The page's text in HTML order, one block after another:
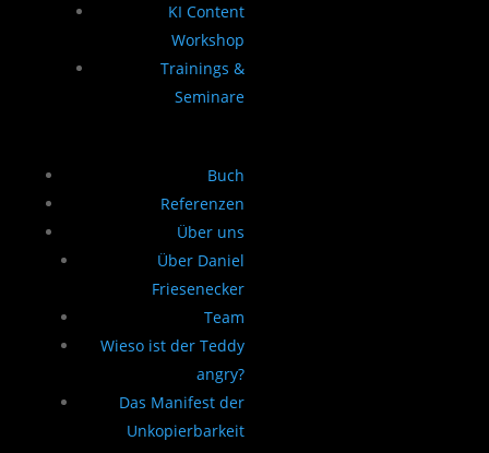
KI Content
Workshop
Trainings &
Seminare
Buch
Referenzen
Über uns
Über Daniel
Friesenecker
Team
Wieso ist der Teddy
angry?
Das Manifest der
Unkopierbarkeit